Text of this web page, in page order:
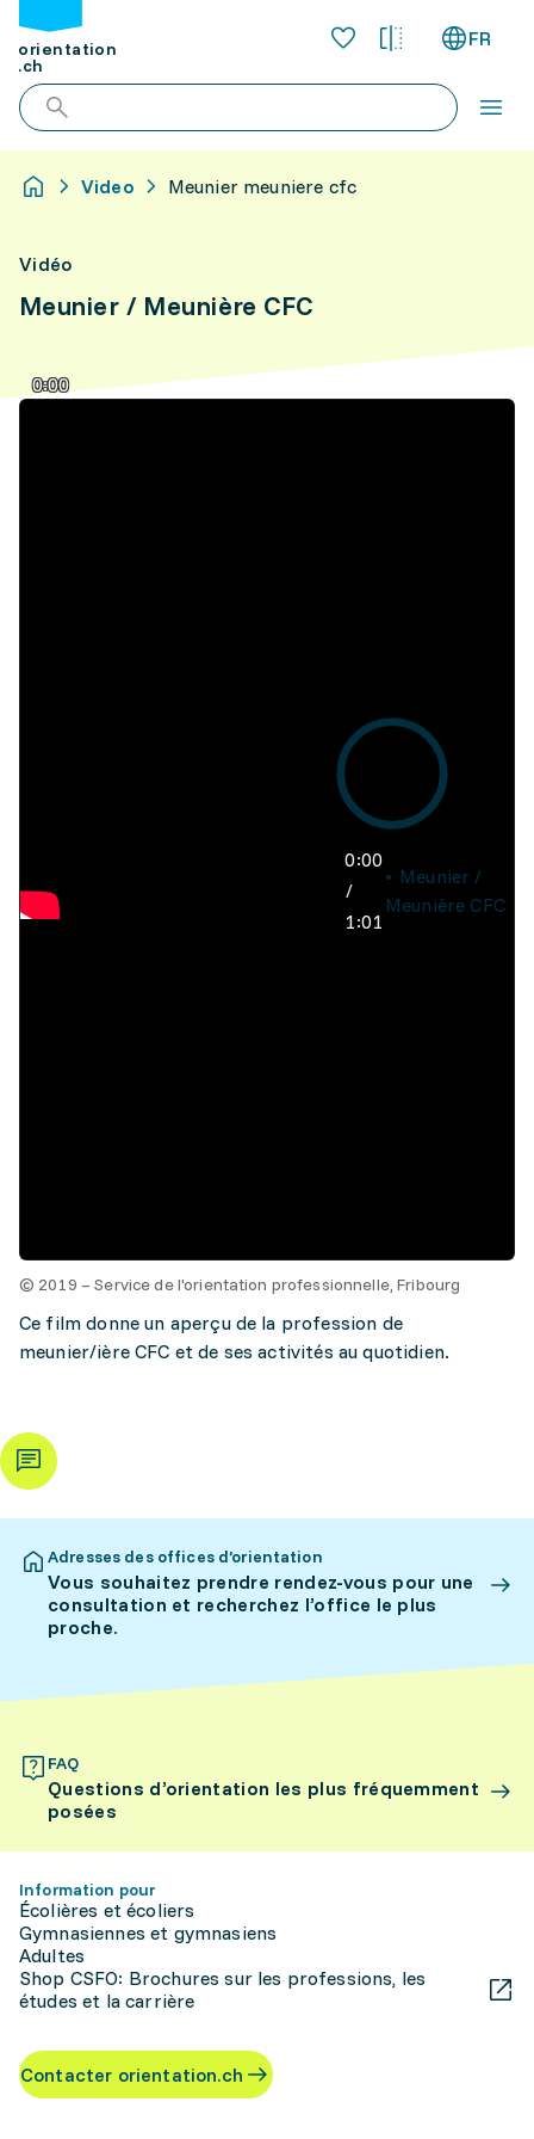
orientation
.ch
FR
Video Meunier meuniere cfc
Vidéo
Meunier / Meunière CFC
0:00
0:00
/
1:01
Meunier /
Meunière CFC
© 2019 – Service de l'orientation professionnelle, Fribourg
Ce film donne un aperçu de la profession de
meunier/ière CFC et de ses activités au quotidien.
Adresses des offices d’orientation
Vous souhaitez prendre rendez-vous pour une
consultation et recherchez l’office le plus
proche.
FAQ
Questions d’orientation les plus fréquemment
posées
Information pour
Écolières et écoliers
Gymnasiennes et gymnasiens
Adultes
Shop CSFO: Brochures sur les professions, les
études et la carrière
Contacter orientation.ch